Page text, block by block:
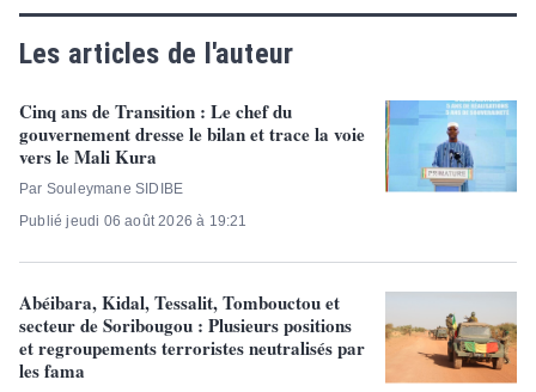
Les articles de l'auteur
Cinq ans de Transition : Le chef du
gouvernement dresse le bilan et trace la voie
vers le Mali Kura
Par Souleymane SIDIBE
Publié jeudi 06 août 2026 à 19:21
Abéibara, Kidal, Tessalit, Tombouctou et
secteur de Soribougou : Plusieurs positions
et regroupements terroristes neutralisés par
les fama